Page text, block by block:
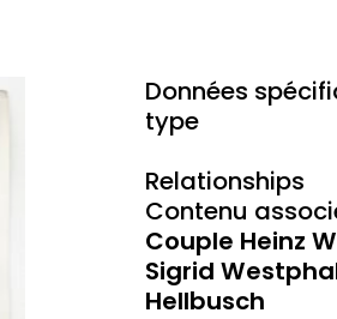
Données
type
Relationships
Contenu
Couple Heinz
Sigrid
Hellbusch